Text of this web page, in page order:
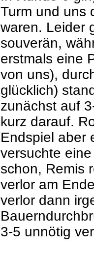
Turm und uns
waren. Leider
souverän,
erstmals eine
von uns),
glücklich)
zunächst auf
kurz darauf.
Endspiel aber
versuchte
schon, Remis
verlor am
verlor dann
3-5 unnötig